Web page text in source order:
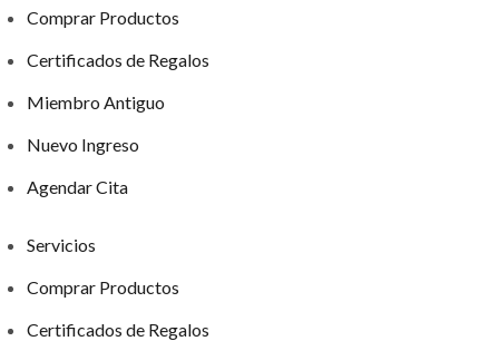
Comprar Productos
Certificados de Regalos
Miembro Antiguo
Nuevo Ingreso
Agendar Cita
Servicios
Comprar Productos
Certificados de Regalos